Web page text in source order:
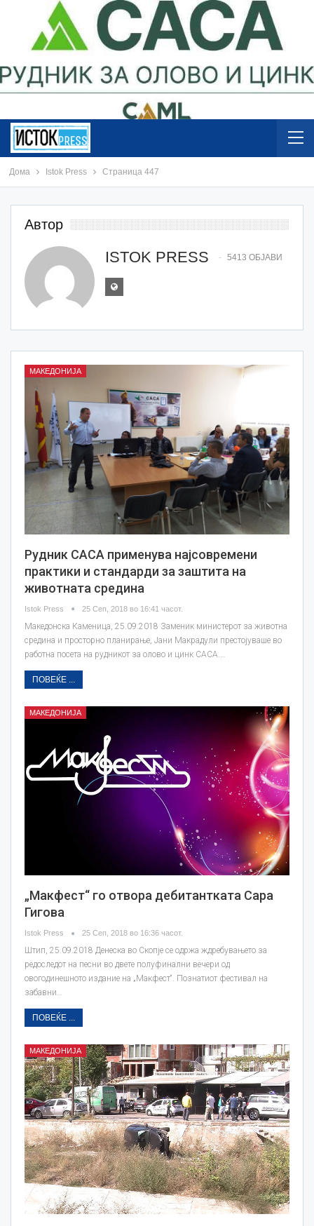
Дома Istok Press Страница 447
Автор
ISTOK PRESS 5413 ОБЈАВИ
МАКЕДОНИЈА
Рудник САСА применува најсовремени
практики и стандарди за заштита на
животната средина
Istok Press 25 Сеп, 2018 во 16:41 часот.
Македонска Каменица, 25.09.2018 Заменик министерот за животна
средина и просторно планирање, Јани Макрадули престојуваше во
работна посета на рудникот за олово и цинк САСА.…
ПОВЕЌЕ ...
МАКЕДОНИЈА
„Макфест“ го отвора дебитантката Сара
Гигова
Istok Press 25 Сеп, 2018 во 16:36 часот.
Штип, 25.09.2018 Денеска во Скопје се одржа ждребувањето за
редоследот на песни во двете полуфинални вечери од
овогодинешното издание на „Макфест“. Познатиот фестивал на
забавни…
ПОВЕЌЕ ...
МАКЕДОНИЈА